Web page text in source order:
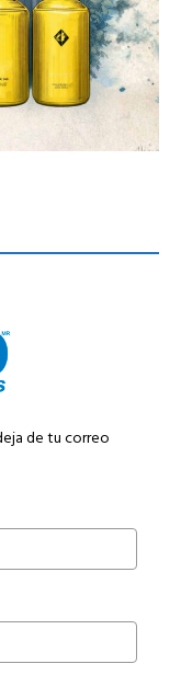
de tu correo